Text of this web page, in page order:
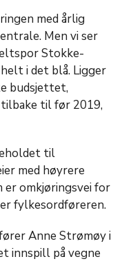
med årlig
Men vi ser
Stokke-
i det blå. Ligger
budsjettet,
til før 2019,
til
med høyrere
er omkjøringsvei for
fylkesordføreren.
Anne Strømøy i
innspill på vegne